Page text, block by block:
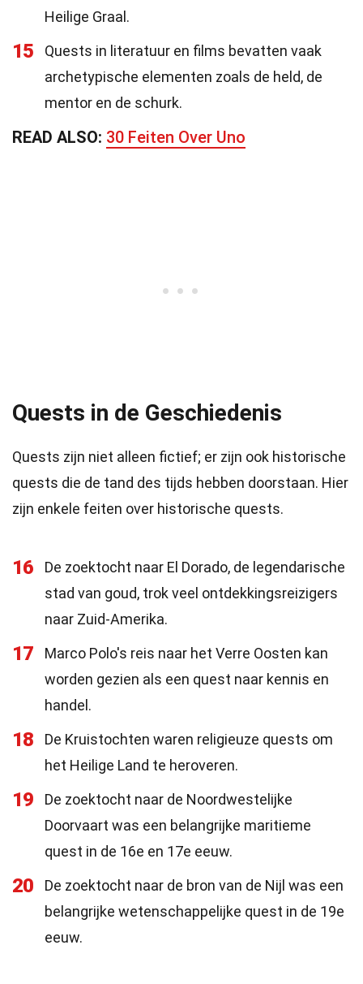
Heilige Graal.
15
Quests in literatuur en films bevatten vaak
archetypische elementen zoals de held, de
mentor en de schurk.
READ ALSO: 30 Feiten Over Uno
Quests in de Geschiedenis
Quests zijn niet alleen fictief; er zijn ook historische
quests die de tand des tijds hebben doorstaan. Hier
zijn enkele feiten over historische quests.
16
De zoektocht naar El Dorado, de legendarische
stad van goud, trok veel ontdekkingsreizigers
naar Zuid-Amerika.
17
Marco Polo's reis naar het Verre Oosten kan
worden gezien als een quest naar kennis en
handel.
18
De Kruistochten waren religieuze quests om
het Heilige Land te heroveren.
19
De zoektocht naar de Noordwestelijke
Doorvaart was een belangrijke maritieme
quest in de 16e en 17e eeuw.
20
De zoektocht naar de bron van de Nijl was een
belangrijke wetenschappelijke quest in de 19e
eeuw.